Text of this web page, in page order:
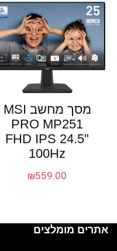
מסך מחשב MSI
PRO MP251
FHD IPS 24.5"
100Hz
₪559.00
אתרים מומלצים